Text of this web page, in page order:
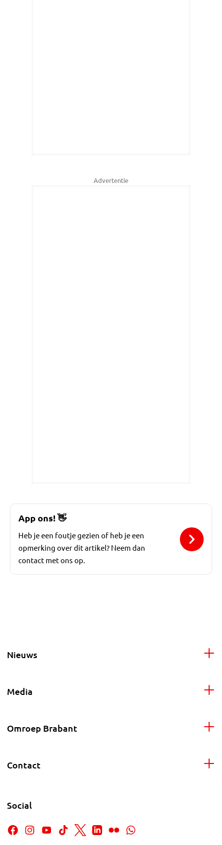
Advertentie
App ons!👋
Heb je een foutje gezien of heb je een
opmerking over dit artikel? Neem dan
contact met ons op.
Nieuws
Media
Omroep Brabant
Contact
Social